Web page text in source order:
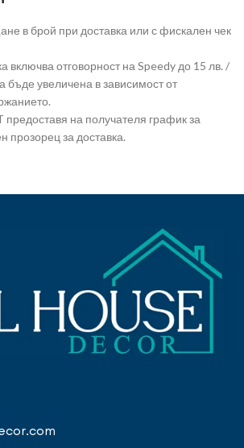
в брой при доставка или с фискален чек
включва отговорност на Speedy до 15 лв. /
бъде увеличена в зависимост от
предоставя на получателя график за
прозорец за доставка.